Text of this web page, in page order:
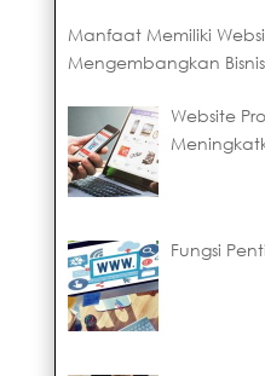
Manfaat Memiliki
Mengembangkan Bisnis
Website
Fungsi